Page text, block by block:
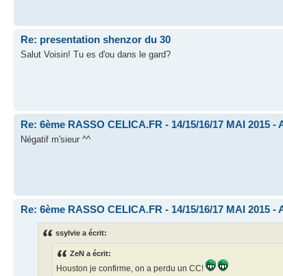
Re: presentation shenzor du 30
Salut Voisin! Tu es d'ou dans le gard?
Re: 6ème RASSO CELICA.FR - 14/15/16/17 MAI 2015 -
Négatif m'sieur ^^
Re: 6ème RASSO CELICA.FR - 14/15/16/17 MAI 2015 -
ssylvie a écrit:
ZeN a écrit:
Houston je confirme, on a perdu un CC!